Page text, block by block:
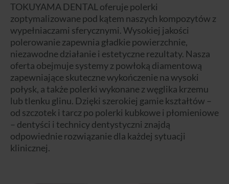
TOKUYAMA DENTAL oferuje polerki
zoptymalizowane pod kątem naszych kompozytów z
wypełniaczami sferycznymi. Wysokiej jakości
polerowanie zapewnia gładkie powierzchnie,
niezawodne działanie i estetyczne rezultaty. Nasza
oferta obejmuje systemy z powłoką diamentową
zapewniające skuteczne wykończenie na wysoki
połysk, a także polerki wykonane z węglika krzemu
lub tlenku glinu. Dzięki szerokiej gamie kształtów –
od szczotek i tarcz po polerki kubkowe i płomieniowe
– dentyści i technicy dentystyczni znajdą
odpowiednie rozwiązanie dla każdej sytuacji
klinicznej.